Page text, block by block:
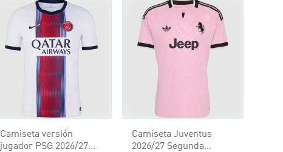
Camiseta versión
jugador PSG 2026/27
Camiseta Juventus
2026/27 Segunda